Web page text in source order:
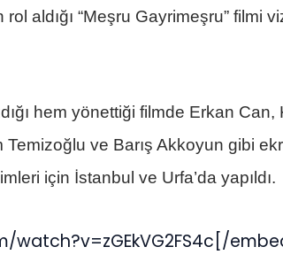
aldığı “Meşru Gayrimeşru” filmi
hem yönettiği filmde Erkan Can,
ve Barış Akkoyun gibi
için İstanbul ve Urfa’da yapıldı.